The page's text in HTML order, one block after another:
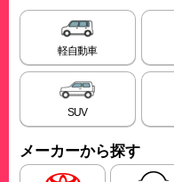
軽自動車
SUV
メーカーから探す